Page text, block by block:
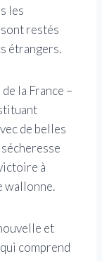
les
restés
étrangers.
la France –
de belles
à
wallonne.
et
comprend